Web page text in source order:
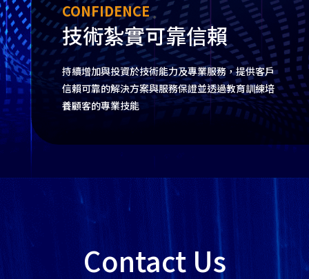
CONFIDENCE
技術紮實可靠信賴
持續增加與投資於技術能力及專業服務，提供客戶
信賴可靠的解決方案與服務保證並透過教育訓練培
養顧客的專業技能
Contact Us